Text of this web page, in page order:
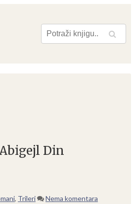
Pretraga
Din
, Trileri Nema komentara